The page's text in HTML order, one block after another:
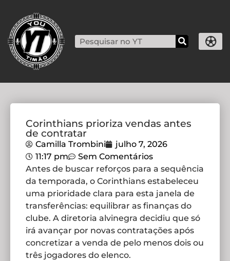
Corinthians prioriza vendas antes
de contratar
Camilla Trombini
julho 7, 2026
11:17 pm
Sem Comentários
Antes de buscar reforços para a sequência
da temporada, o Corinthians estabeleceu
uma prioridade clara para esta janela de
transferências: equilibrar as finanças do
clube. A diretoria alvinegra decidiu que só
irá avançar por novas contratações após
concretizar a venda de pelo menos dois ou
três jogadores do elenco.